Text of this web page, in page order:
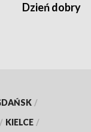
Dzień dobry
/
/ KIELCE /